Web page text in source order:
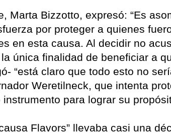
Marta Bizzotto, expresó: “Es
por proteger a quienes
en esta causa. Al decidir no
única finalidad de beneficiar a
“está claro que todo esto no
Weretilneck, que intenta
para lograr su
Flavors” llevaba casi una